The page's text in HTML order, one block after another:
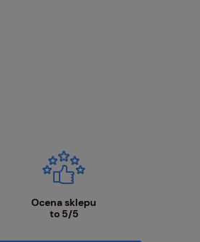
Ocena sklepu
to 5/5